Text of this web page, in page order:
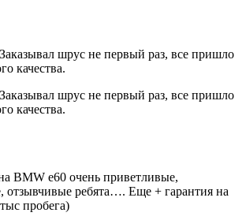
шрус не первый раз, все пришло
качества.
шрус не первый раз, все пришло
качества.
BMW e60 очень приветливые,
отзывчивые ребята…. Еще + гарантия на
пробега)